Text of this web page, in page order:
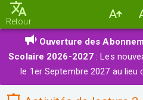
Retour
Ouverture des
Scolaire 2026-2027 : Les
le 1er Septembre 2027 au lieu